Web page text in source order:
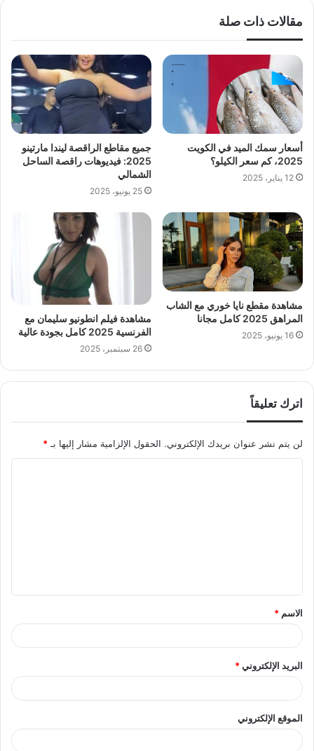
مقالات ذات صلة
أسعار سمك الميد في الكويت
2025، كم سعر الكيلو؟
12 يناير، 2025
جميع مقاطع الراقصة ليندا مارتينو
2025: فيديوهات راقصة الساحل
الشمالي
25 يونيو، 2025
مشاهدة مقطع نايا خوري مع الشاب
المراهق 2025 كامل مجانا
16 يونيو، 2025
مشاهدة فيلم انطونيو سليمان مع
الفرنسية 2025 كامل بجودة عالية
26 سبتمبر، 2025
اترك تعليقاً
لن يتم نشر عنوان بريدك الإلكتروني. الحقول الإلزامية مشار إليها بـ *
ق
*
الاسم *
البريد الإلكتروني*
الموقع الإلكتروني